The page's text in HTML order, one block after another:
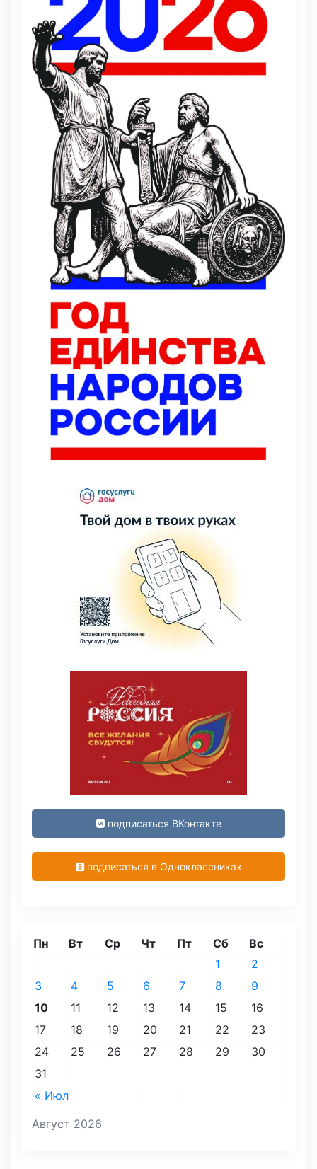
подписаться ВКонтакте
подписаться в Одноклассниках
Август 2026
Пн Вт Ср Чт Пт Сб Вс
« Июл
1
2
3
4 5 6 7 8
9
10
11 12 13 14 15
16
17
18 19 20 21 22
23
24
25 26 27 28 29
30
31